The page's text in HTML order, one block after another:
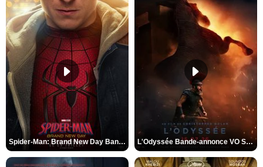
Spider-Man: Brand New Day Bande-annonce VO STFR L'Odyssée Bande-annonce VO STFR